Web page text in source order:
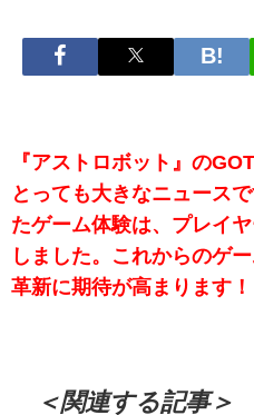
『アストロボット』の
とっても大きなニュース
たゲーム体験は、プレイ
しました。これからのゲ
革新に期待が高まります！
＜関連する記事＞